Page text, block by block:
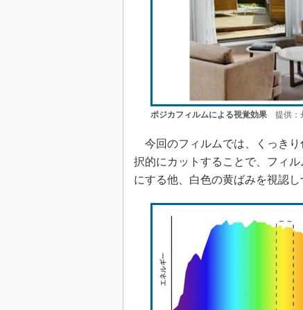
ポジカフィルムによる視覚効果提供：
今回のフィルムでは、くっきり
択的にカットすることで、フィ
にする他、白色の黄ばみを視認し